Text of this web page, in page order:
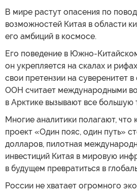
В мире растут опасения по
возможностей Китая в области
его амбиций в космосе.
Его поведение в Южно-
он укрепляется на скалах и
свои претензии на суверенитет
ООН считает международными
в Арктике вызывают все большую
Многие аналитики полагают, что
проект «Один пояс, один путь»
долларов, пилотная
инвестиций Китая в мировую
в будущем превратиться в
России не хватает огромного